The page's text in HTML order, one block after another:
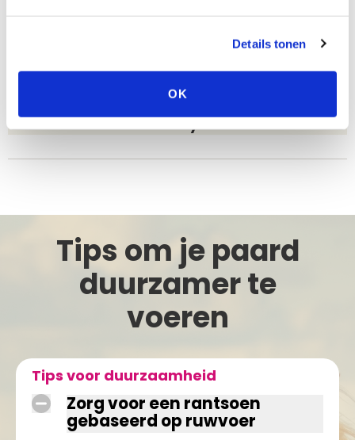
Details tonen
OK
toepast, hoe beter het is voor het
Pavo
PLANET
Dr. Gülsah Kaya Karasu
Tips om je paard
duurzamer te
voeren
Tips voor duurzaamheid
Zorg voor een rantsoen
gebaseerd op ruwvoer